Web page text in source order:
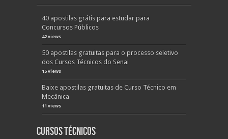
40 apostilas grátis para estudar para
Concursos Públicos
42 views
50 apostilas gratuitas para o processo seletivo
dos Cursos Técnicos do Senai
15 views
Baixe apostilas gratuitas de Curso Técnico em
Mecânica
11 views
Cursos Técnicos